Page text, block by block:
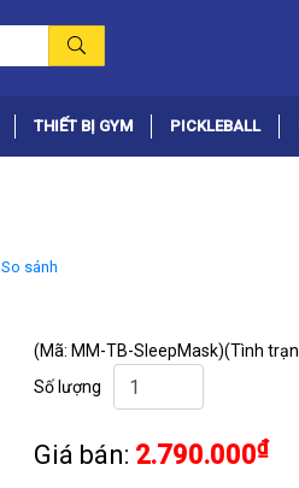
THIẾT BỊ GYM PICKLEBALL
So sánh
(Mã: MM-TB-SleepMask)(Tình
Số lượng
Giá bán: 2.790.000₫